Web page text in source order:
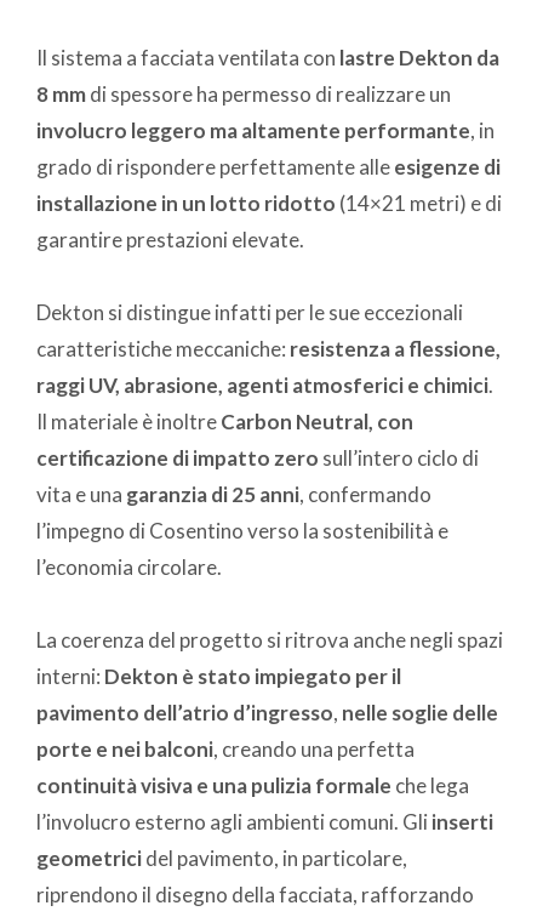
Il sistema a facciata ventilata con lastre Dekton da
8 mmdi spessore ha permesso di realizzare un
involucro leggero ma altamente performante, in
grado di rispondere perfettamente alleesigenze di
installazione in un lotto ridotto (14×21 metri) e di
garantire prestazioni elevate.
Dekton si distingue infatti per le sue eccezionali
caratteristiche meccaniche: resistenza a flessione,
raggi UV, abrasione, agenti atmosferici e chimici.
Il materiale è inoltreCarbon Neutral, con
certificazione di impatto zero sull’intero ciclo di
vita e una garanzia di 25 anni, confermando
l’impegno di Cosentino verso la sostenibilità e
l’economia circolare.
La coerenza del progetto si ritrova anche negli spazi
interni: Dekton è stato impiegato per il
pavimento dell’atrio d’ingresso, nelle soglie delle
porte e nei balconi, creando una perfetta
continuità visiva e una pulizia formale che lega
l’involucro esterno agli ambienti comuni. Gli inserti
geometricidel pavimento, in particolare,
riprendono il disegno della facciata, rafforzando